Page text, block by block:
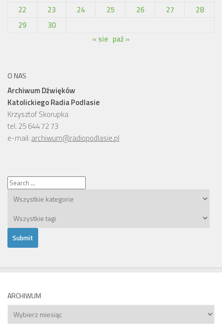
22
23 24 25 26 27
28
29
30
« sie paź »
O NAS
Archiwum Dźwięków
Katolickiego Radia Podlasie
Krzysztof Skorupka
tel. 25 644 72 73
e-mail: archiwum@radiopodlasie.pl
ARCHIWUM
Archiwum